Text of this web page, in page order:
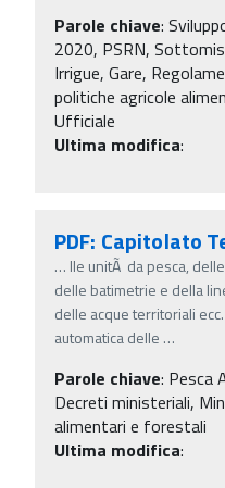
Parole chiave:
2020, PSRN,
Irrigue, Gare,
politiche agricole
Ufficiale
Ultima modifica:
PDF: Capitolato
… lle unitÃ da pesca,
delle batimetrie e della
delle acque territoriali
automatica delle …
Parole chiave: Pesca
Decreti ministeriali,
alimentari e forestali
Ultima modifica: